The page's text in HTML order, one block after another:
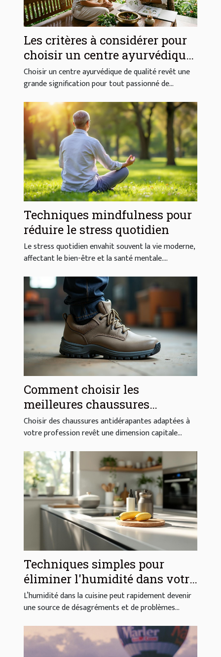
Les critères à considérer pour
choisir un centre ayurvédique
de qualité
Choisir un centre ayurvédique de qualité revêt une
grande signification pour tout passionné de...
Techniques mindfulness pour
réduire le stress quotidien
Le stress quotidien envahit souvent la vie moderne,
affectant le bien-être et la santé mentale....
Comment choisir les
meilleures chaussures
antidérapantes pour votre
profession ?
Choisir des chaussures antidérapantes adaptées à
votre profession revêt une dimension capitale...
Techniques simples pour
éliminer l'humidité dans votre
cuisine
L’humidité dans la cuisine peut rapidement devenir
une source de désagréments et de problèmes...